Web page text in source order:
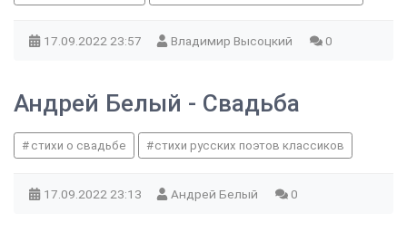
17.09.2022 23:57 Владимир Высоцкий 0
Андрей Белый - Свадьба
стихи о свадьбе стихи русских поэтов классиков
17.09.2022 23:13 Андрей Белый 0